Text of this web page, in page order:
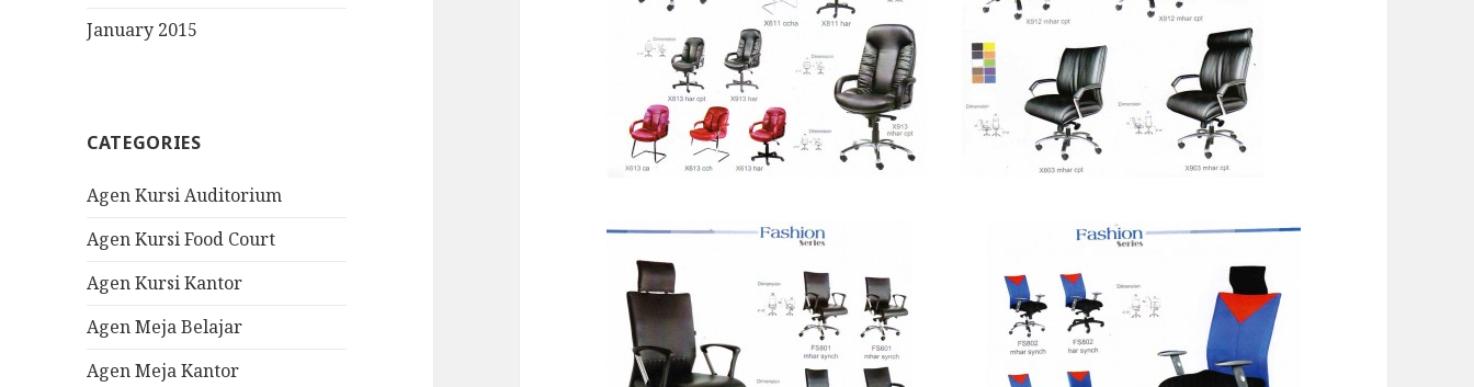
January 2015
CATEGORIES
Agen Kursi Auditorium
Agen Kursi Food Court
Agen Kursi Kantor
Agen Meja Belajar
Agen Meja Kantor